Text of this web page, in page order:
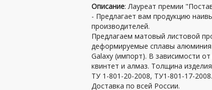
Описание: Лауреат премии
- Предлагает вам продукцию
производителей.
Предлагаем матовый листовой
деформируемые сплавы
Galaxy (импорт). В зависимости
квинтет и алмаз. Толщина
ТУ 1-801-20-2008, ТУ1-801-17-2008.
Доставка по всей России.